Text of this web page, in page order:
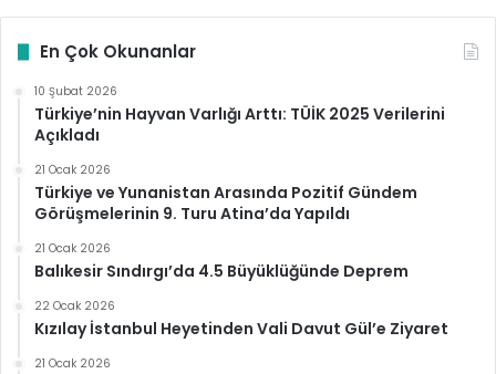
En Çok Okunanlar
10 Şubat 2026
Türkiye’nin Hayvan Varlığı Arttı: TÜİK 2025 Verilerini
Açıkladı
21 Ocak 2026
Türkiye ve Yunanistan Arasında Pozitif Gündem
Görüşmelerinin 9. Turu Atina’da Yapıldı
21 Ocak 2026
Balıkesir Sındırgı’da 4.5 Büyüklüğünde Deprem
22 Ocak 2026
Kızılay İstanbul Heyetinden Vali Davut Gül’e Ziyaret
21 Ocak 2026